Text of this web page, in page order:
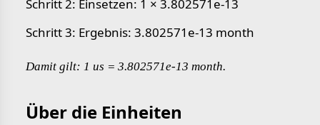
Schritt 2: Einsetzen: 1 × 3.802571e-13
Schritt 3: Ergebnis: 3.802571e-13 month
Damit gilt: 1 us = 3.802571e-13 month.
Über die Einheiten